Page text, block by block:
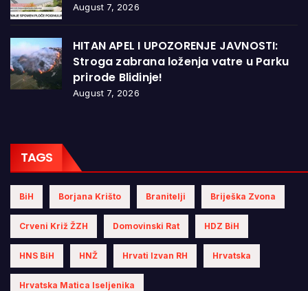
August 7, 2026
HITAN APEL I UPOZORENJE JAVNOSTI:
Stroga zabrana loženja vatre u Parku
prirode Blidinje!
August 7, 2026
TAGS
BiH Borjana Krišto Branitelji Briješka Zvona
Crveni Križ ŽZH Domovinski Rat HDZ BiH
HNS BiH HNŽ Hrvati Izvan RH Hrvatska
Hrvatska Matica Iseljenika